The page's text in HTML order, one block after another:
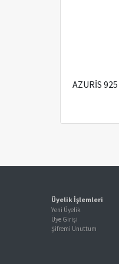
AZURİS
Üyelik İşlemleri
Yeni Üyelik
Üye Girişi
Şifremi Unuttum